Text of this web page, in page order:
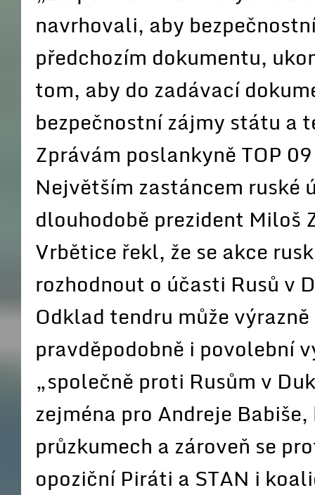
navrhovali, aby
předchozím dokumentu,
tom, aby do zadávací
bezpečnostní zájmy státu a
Zprávám poslankyně TOP
Největším zastáncem ruské
dlouhodobě prezident Miloš
Vrbětice řekl, že se akce
rozhodnout o účasti Rusů v
Odklad tendru může
pravděpodobně i povolební
„společně proti Rusům v
zejména pro Andreje
průzkumech a zároveň se
opoziční Piráti a STAN i